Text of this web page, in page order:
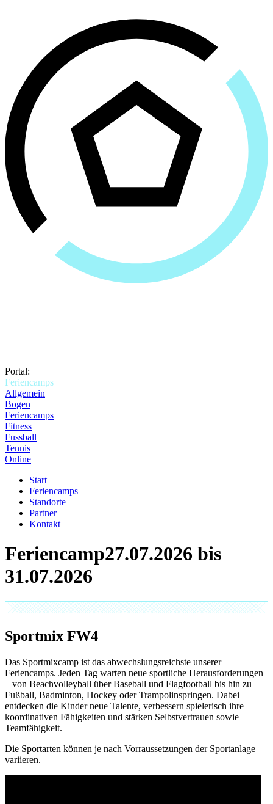
Portal:
Feriencamps
Allgemein
Bogen
Feriencamps
Fitness
Fussball
Tennis
Online
Start
Feriencamps
Standorte
Partner
Kontakt
Feriencamp
Sportmix FW4
Das Sportmixcamp ist das abwechslungsreichste unserer
Feriencamps. Jeden Tag warten neue sportliche Herausforderungen
– von Beachvolleyball über Baseball und Flagfootball bis hin zu
Fußball, Badminton, Hockey oder Trampolinspringen. Dabei
entdecken die Kinder neue Talente, verbessern spielerisch ihre
koordinativen Fähigkeiten und stärken Selbstvertrauen sowie
Teamfähigkeit.
Die Sportarten können je nach Vorraussetzungen der Sportanlage
variieren.